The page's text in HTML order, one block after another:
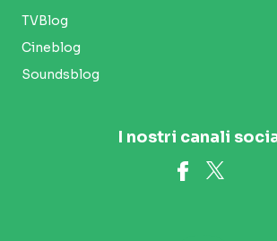
TVBlog
Cineblog
Soundsblog
I nostri canali